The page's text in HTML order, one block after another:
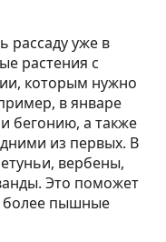
рассаду уже в
растения с
которым нужно
в январе
бегонию, а также
из первых. В
вербены,
Это поможет
более пышные